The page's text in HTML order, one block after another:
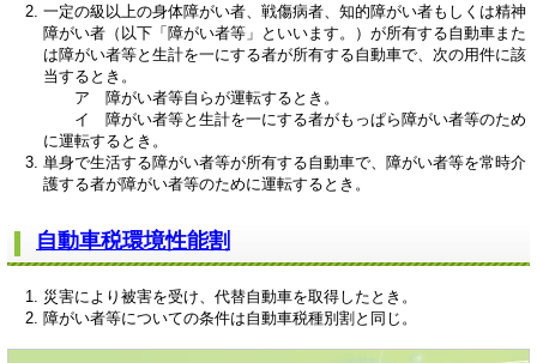
一定の級以上の身体障がい者、戦傷病者、知的障がい者もしくは精神
障がい者（以下「障がい者等」といいます。）が所有する自動車また
は障がい者等と生計を一にする者が所有する自動車で、次の用件に該
当するとき。
ア 障がい者等自らが運転するとき。
イ 障がい者等と生計を一にする者がもっぱら障がい者等のため
に運転するとき。
単身で生活する障がい者等が所有する自動車で、障がい者等を常時介
護する者が障がい者等のために運転するとき。
自動車税環境性能割
災害により被害を受け、代替自動車を取得したとき。
障がい者等についての条件は自動車税種別割と同じ。